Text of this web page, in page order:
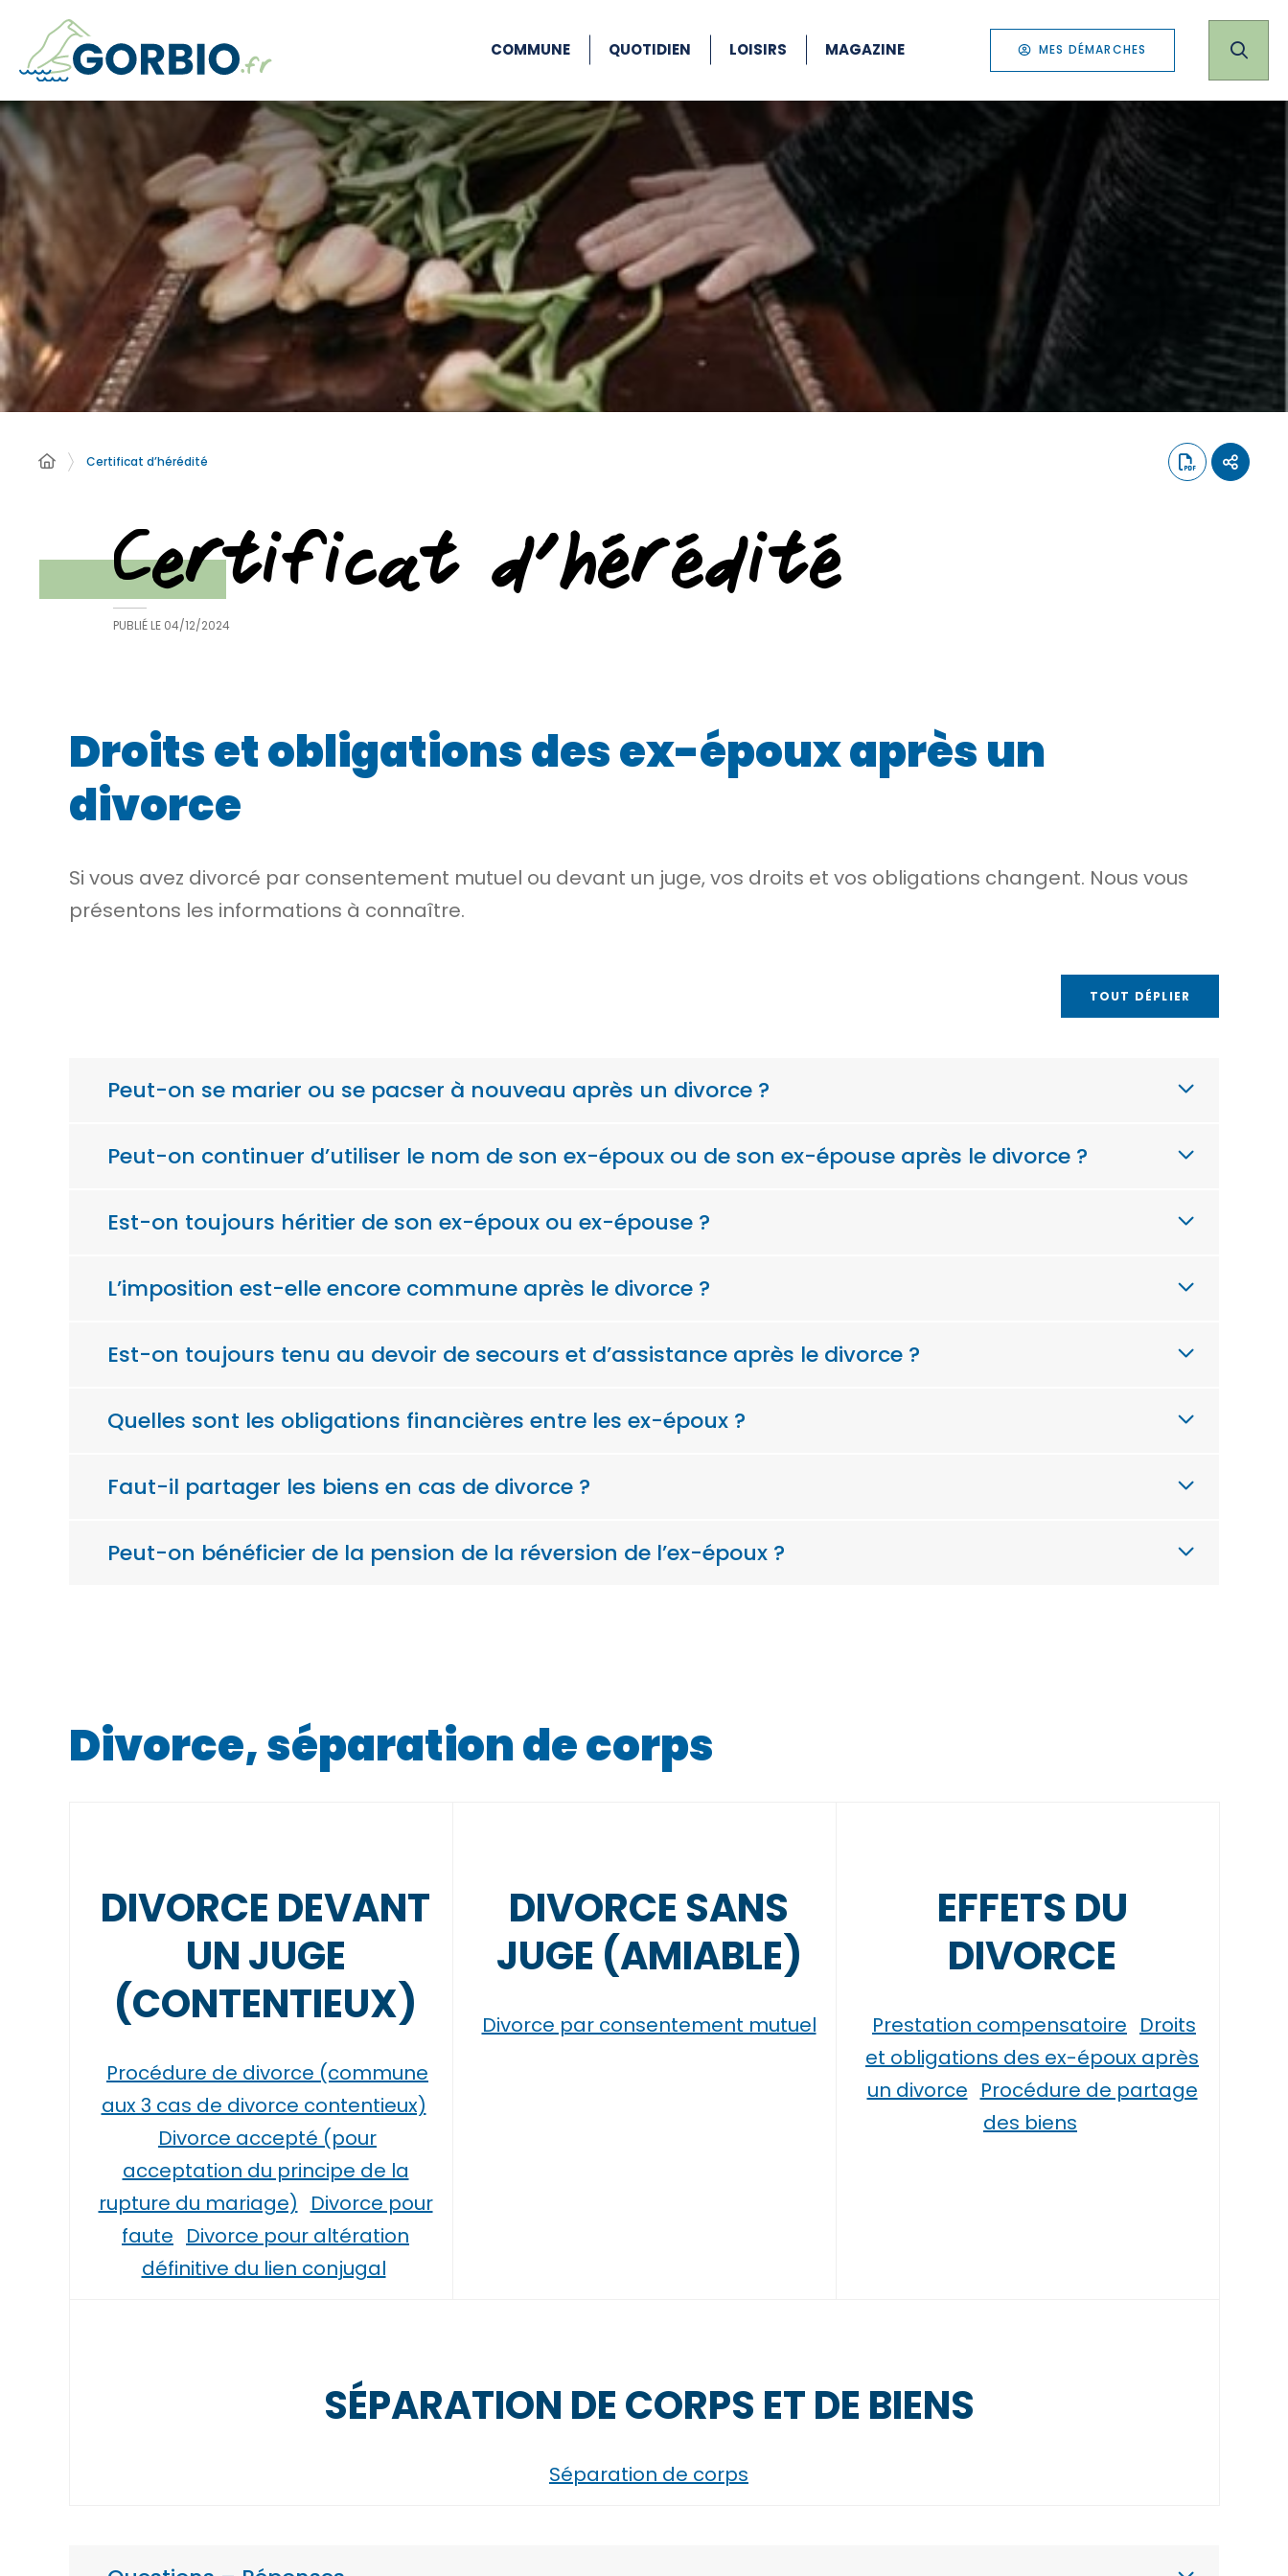
COMMUNE QUOTIDIEN LOISIRS MAGAZINE MES DÉMARCHES
Certificat d’hérédité
Certificat d’hérédité
PUBLIÉ LE 04/12/2024
Droits et obligations des ex-époux après un
divorce
Si vous avez divorcé par consentement mutuel ou devant un juge, vos droits et vos obligations changent. Nous vous
présentons les informations à connaître.
TOUT DÉPLIER
Peut-on se marier ou se pacser à nouveau après un divorce ?
Peut-on continuer d’utiliser le nom de son ex-époux ou de son ex-épouse après le divorce ?
Est-on toujours héritier de son ex-époux ou ex-épouse ?
L’imposition est-elle encore commune après le divorce ?
Est-on toujours tenu au devoir de secours et d’assistance après le divorce ?
Quelles sont les obligations financières entre les ex-époux ?
Faut-il partager les biens en cas de divorce ?
Peut-on bénéficier de la pension de la réversion de l’ex-époux ?
Divorce, séparation de corps
DIVORCE DEVANT
UN JUGE
(CONTENTIEUX)
Procédure de divorce (commune
aux 3 cas de divorce contentieux)
Divorce accepté (pour
acceptation du principe de la
rupture du mariage)
Divorce pour
faute Divorce pour altération
définitive du lien conjugal
DIVORCE SANS
JUGE (AMIABLE)
Divorce par consentement mutuel
EFFETS DU
DIVORCE
Prestation compensatoire Droits
et obligations des ex-époux après
un divorce Procédure de partage
des biens
SÉPARATION DE CORPS ET DE BIENS
Séparation de corps